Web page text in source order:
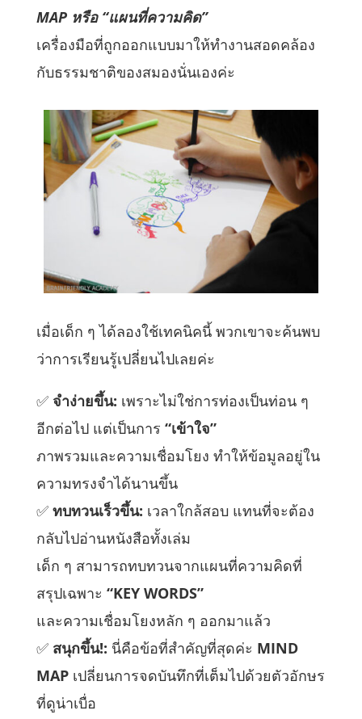
MAP หรือ “แผนที่ความคิด”
เครื่องมือที่ถูกออกแบบมาให้ทำงานสอดคล้อง
กับธรรมชาติของสมองนั่นเองค่ะ
เมื่อเด็ก ๆ ได้ลองใช้เทคนิคนี้ พวกเขาจะค้นพบ
ว่าการเรียนรู้เปลี่ยนไปเลยค่ะ
✅ จำง่ายขึ้น: เพราะไม่ใช่การท่องเป็นท่อน ๆ
อีกต่อไป แต่เป็นการ “เข้าใจ”
ภาพรวมและความเชื่อมโยง ทำให้ข้อมูลอยู่ใน
ความทรงจำได้นานขึ้น
✅ ทบทวนเร็วขึ้น: เวลาใกล้สอบ แทนที่จะต้อง
กลับไปอ่านหนังสือทั้งเล่ม
เด็ก ๆ สามารถทบทวนจากแผนที่ความคิดที่
สรุปเฉพาะ “KEY WORDS”
และความเชื่อมโยงหลัก ๆ ออกมาแล้ว
✅ สนุกขึ้น!: นี่คือข้อที่สำคัญที่สุดค่ะ MIND
MAPเปลี่ยนการจดบันทึกที่เต็มไปด้วยตัวอักษร
ที่ดูน่าเบื่อ